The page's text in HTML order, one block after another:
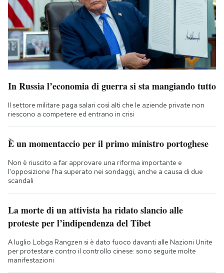
In Russia l’economia di guerra si sta mangiando tutto
Il settore militare paga salari così alti che le aziende private non
riescono a competere ed entrano in crisi
È un momentaccio per il primo ministro portoghese
Non è riuscito a far approvare una riforma importante e
l'opposizione l'ha superato nei sondaggi, anche a causa di due
scandali
La morte di un attivista ha ridato slancio alle
proteste per l’indipendenza del Tibet
A luglio Lobga Rangzen si è dato fuoco davanti alle Nazioni Unite
per protestare contro il controllo cinese: sono seguite molte
manifestazioni